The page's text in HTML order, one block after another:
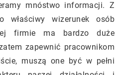
mnóstwo informacji. Z
właściwy wizerunek osób
firmie ma bardzo duże
zapewnić pracownikom
muszą one być w pełni